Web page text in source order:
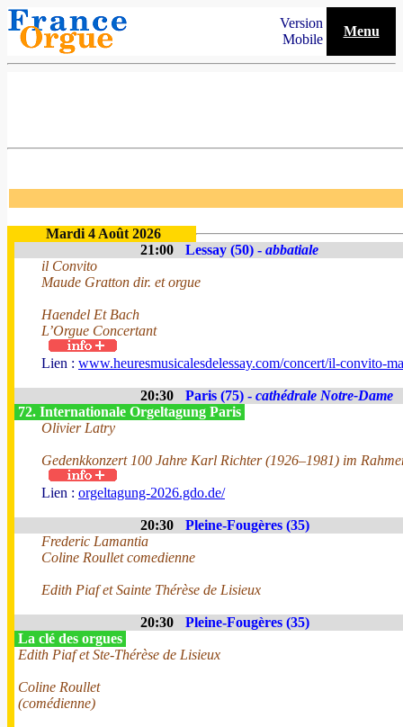
Version
Mobile
Menu
Mardi 4 Août 2026
21:00
Lessay (50) - abbatiale
il Convito
Maude Gratton dir. et orgue
Haendel Et Bach
L’Orgue Concertant
Lien : www.heuresmusicalesdelessay.com/concert/il-convito-
20:30 Paris (75) - cathédrale Notre-Dame
72. Internationale Orgeltagung Paris
Olivier Latry
Gedenkkonzert 100 Jahre Karl Richter (1926–1981) im
Lien : orgeltagung-2026.gdo.de/
20:30
Pleine-Fougères (35)
Frederic Lamantia
Coline Roullet comedienne
Edith Piaf et Sainte Thérèse de Lisieux
20:30
Pleine-Fougères (35)
La clé des orgues
Edith Piaf et Ste-Thérèse de Lisieux
Coline Roullet
(comédienne)